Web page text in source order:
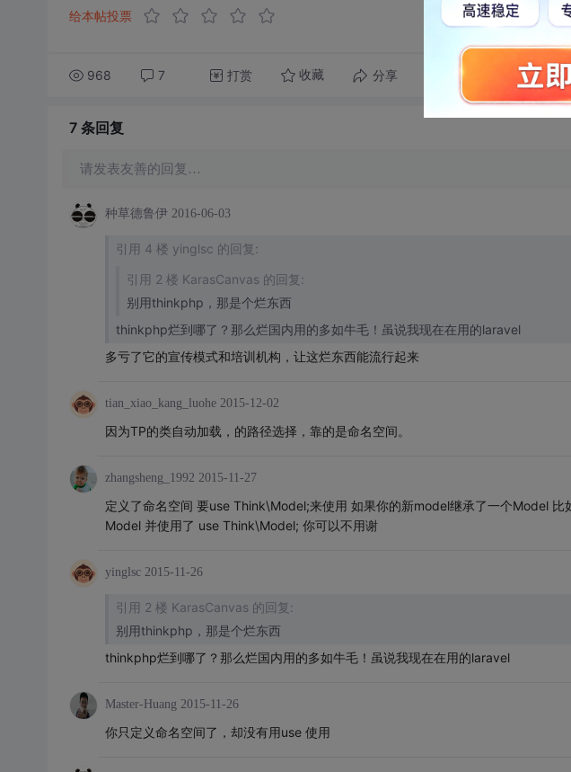
给本帖投票
968 7 打赏 收藏 分享 转发到动态 举
7 条回复
请发表友善的回复…
种草德鲁伊 2016-06-03
引用 4 楼 yinglsc 的回复:
引用 2 楼 KarasCanvas 的回复:
别用thinkphp，那是个烂东西
thinkphp烂到哪了？那么烂国内用的多如牛毛！虽说我现在在用的laravel
多亏了它的宣传模式和培训机构，让这烂东西能流行起来
tian_xiao_kang_luohe 2015-12-02
因为TP的类自动加载，的路径选择，靠的是命名空间。
zhangsheng_1992 2015-11-27
定义了命名空间 要use Think\Model;来使用 如果你的新model继承了一个Model
Model 并使用了 use Think\Model; 你可以不用谢
yinglsc 2015-11-26
引用 2 楼 KarasCanvas 的回复:
别用thinkphp，那是个烂东西
thinkphp烂到哪了？那么烂国内用的多如牛毛！虽说我现在在用的laravel
Master-Huang 2015-11-26
你只定义命名空间了，却没有用use 使用